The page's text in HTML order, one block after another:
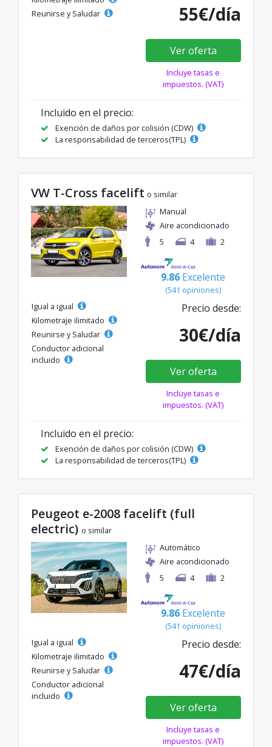
Reunirse y Saludar
55€/día
Ver oferta
Incluye tasas e
impuestos. (VAT)
Incluido en el precio:
Exención de daños por colisión (CDW)
La responsabilidad de terceros(TPL)
VW T-Cross facelift o similar
Manual
Aire acondicionado
5
4 2
9.86 Excelente
(541 opiniones)
Igual a igual
Kilometraje ilimitado
Reunirse y Saludar
Conductor adicional
incluido
Precio desde:
30€/día
Ver oferta
Incluye tasas e
impuestos. (VAT)
Incluido en el precio:
Exención de daños por colisión (CDW)
La responsabilidad de terceros(TPL)
Peugeot e-2008 facelift (full
electric) o similar
Automático
Aire acondicionado
5
4 2
9.86 Excelente
(541 opiniones)
Igual a igual
Kilometraje ilimitado
Reunirse y Saludar
Conductor adicional
incluido
Precio desde:
47€/día
Ver oferta
Incluye tasas e
impuestos. (VAT)